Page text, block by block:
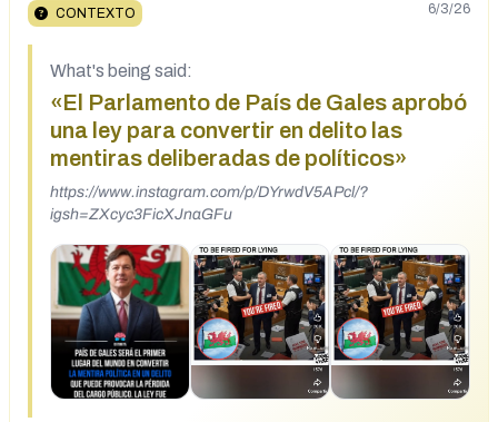
CONTEXTO 6/3/26
What's being said:
«El Parlamento de País de Gales aprobó
una ley para convertir en delito las
mentiras deliberadas de políticos»
https://www.instagram.com/p/DYrwdV5APcl/?
igsh=ZXcyc3FicXJnaGFu